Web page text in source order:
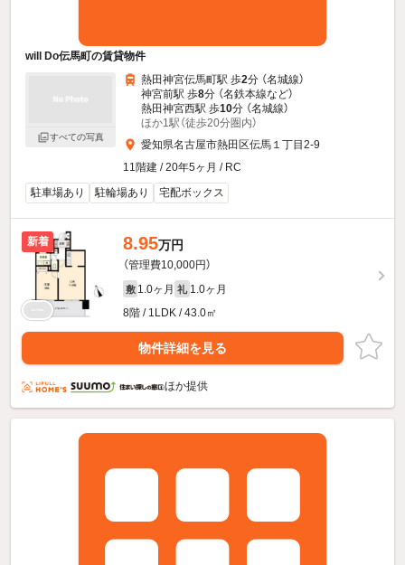
will Do伝馬町の賃貸物件
すべての写真
熱田神宮伝馬町駅 歩2分 （名城線）
神宮前駅 歩8分 （名鉄本線など）
熱田神宮西駅 歩10分 （名城線）
ほか1駅（徒歩20分圏内）
愛知県名古屋市熱田区伝馬１丁目2-9
11階建 / 20年5ヶ月 / RC
駐車場あり
駐輪場あり 宅配ボックス
新着 8.95万円
（管理費10,000円）
敷 1.0ヶ月 礼 1.0ヶ月
8階 / 1LDK / 43.0㎡
物件詳細を見る
ほか提供